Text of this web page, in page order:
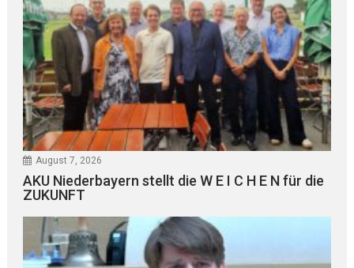
August 7, 2026
AKU Niederbayern stellt die W E I C H E N für die
ZUKUNFT